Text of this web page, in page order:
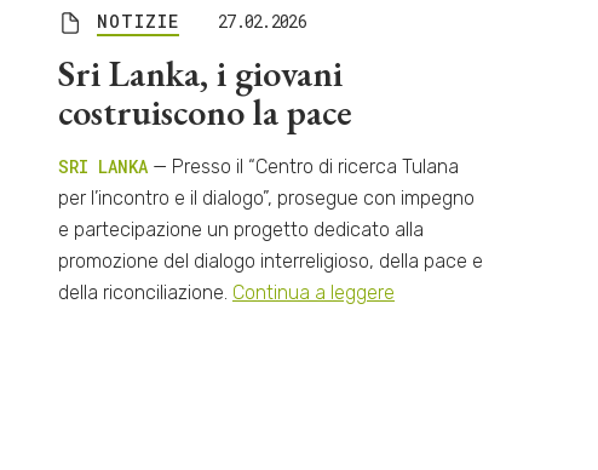
NOTIZIE 27.02.2026
Sri Lanka, i giovani
costruiscono la pace
SRI LANKA— Presso il “Centro di ricerca Tulana
per l’incontro e il dialogo”, prosegue con impegno
e partecipazione un progetto dedicato alla
promozione del dialogo interreligioso, della pace e
della riconciliazione. Continua a leggere